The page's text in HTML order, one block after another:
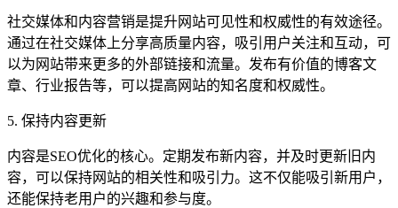
社交媒体和内容营销是提升网站可见性和权威性的有效途径。
通过在社交媒体上分享高质量内容，吸引用户关注和互动，可
以为网站带来更多的外部链接和流量。发布有价值的博客文
章、行业报告等，可以提高网站的知名度和权威性。
5. 保持内容更新
内容是SEO优化的核心。定期发布新内容，并及时更新旧内
容，可以保持网站的相关性和吸引力。这不仅能吸引新用户，
还能保持老用户的兴趣和参与度。